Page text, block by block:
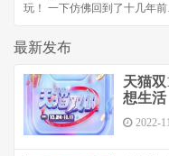
玩！ 一下仿佛回到了十几年
最新发布
天猫
想生活
2022-